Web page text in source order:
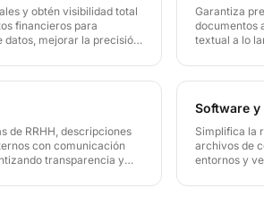
y obtén visibilidad total
financieros para
mejorar la precisión
Garantiza
documentos
textual a lo
artículos,
de RRHH, descripciones
con comunicación
transparencia y
Software y
Simplifica la
archivos de
entornos y
mantener